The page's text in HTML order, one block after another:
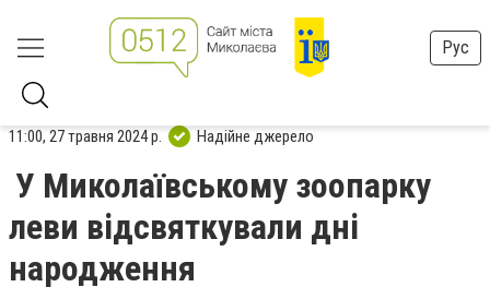
Рус
11:00, 27 травня 2024 р. Надійне джерело
У Миколаївському зоопарку
леви відсвяткували дні
народження